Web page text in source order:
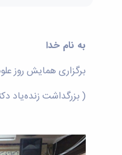
به نام خدا
برگزاری همایش روز
( بزرگداشت زنده‌یاد